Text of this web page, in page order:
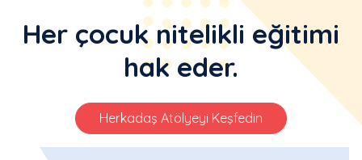
Her çocuk nitelikli eğitimi
hak eder.
Herkadaş Atölyeyi Keşfedin